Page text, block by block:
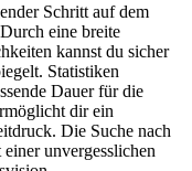
Schritt auf dem
eine breite
kannst du sicher
Statistiken
Dauer für die
dir ein
Die Suche nach
unvergesslichen